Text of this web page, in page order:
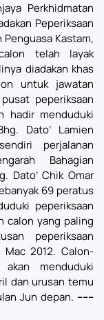
Perkhidmatan
Peperiksaan
Penguasa Kastam,
telah layak
diadakan khas
untuk jawatan
peperiksaan
hadir menduduki
Dato’ Lamien
perjalanan
Bahagian
Dato’ Chik Omar
69 peratus
peperiksaan
calon yang paling
peperiksaan
2012. Calon-
menduduki
dan urusan temu
Jun depan. ------